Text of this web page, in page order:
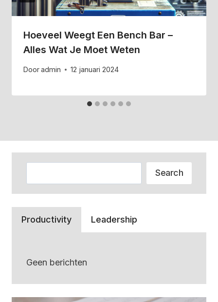
Hoeveel Weegt Een Bench Bar –
Alles Wat Je Moet Weten
Dooradmin 12 januari 2024
Search
Productivity Leadership
Geen berichten